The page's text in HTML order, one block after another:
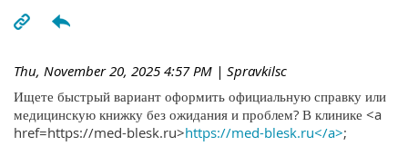
Thu, November 20, 2025 4:57 PM | Spravkilsc
Ищете быстрый вариант оформить официальную справку или
медицинскую книжку без ожидания и проблем? В клинике <a
href=https://med-blesk.ru>https://med-blesk.ru</a>;